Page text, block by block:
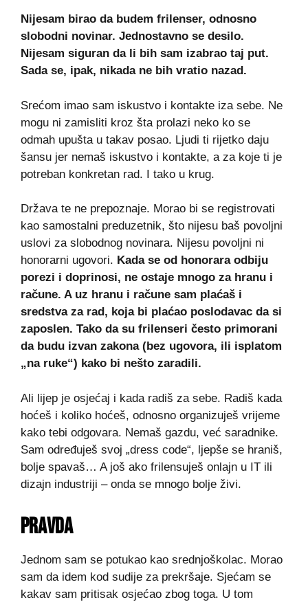
Nijesam birao da budem frilenser, odnosno
slobodni novinar. Jednostavno se desilo.
Nijesam siguran da li bih sam izabrao taj put.
Sada se, ipak, nikada ne bih vratio nazad.
Srećom imao sam iskustvo i kontakte iza sebe. Ne
mogu ni zamisliti kroz šta prolazi neko ko se
odmah upušta u takav posao. Ljudi ti rijetko daju
šansu jer nemaš iskustvo i kontakte, a za koje ti je
potreban konkretan rad. I tako u krug.
Država te ne prepoznaje. Morao bi se registrovati
kao samostalni preduzetnik, što nijesu baš povoljni
uslovi za slobodnog novinara. Nijesu povoljni ni
honorarni ugovori. Kada se od honorara odbiju
porezi i doprinosi, ne ostaje mnogo za hranu i
račune. A uz hranu i račune sam plaćaš i
sredstva za rad, koja bi plaćao poslodavac da si
zaposlen. Tako da su frilenseri često primorani
da budu izvan zakona (bez ugovora, ili isplatom
„na ruke“) kako bi nešto zaradili.
Ali lijep je osjećaj i kada radiš za sebe. Radiš kada
hoćeš i koliko hoćeš, odnosno organizuješ vrijeme
kako tebi odgovara. Nemaš gazdu, već saradnike.
Sam određuješ svoj „dress code“, ljepše se hraniš,
bolje spavaš… A još ako frilensuješ onlajn u IT ili
dizajn industriji – onda se mnogo bolje živi.
PRAVDA
Jednom sam se potukao kao srednjoškolac. Morao
sam da idem kod sudije za prekršaje. Sjećam se
kakav sam pritisak osjećao zbog toga. U tom